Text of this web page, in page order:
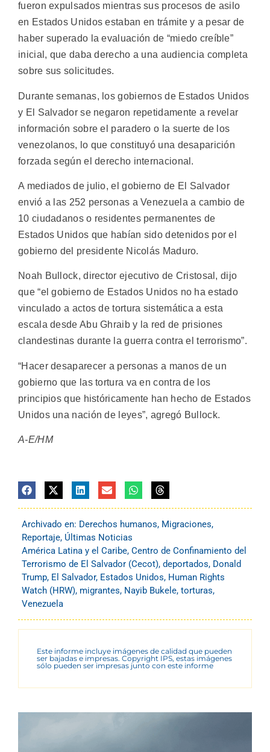
fueron expulsados mientras sus procesos de asilo
en Estados Unidos estaban en trámite y a pesar de
haber superado la evaluación de “miedo creíble”
inicial, que daba derecho a una audiencia completa
sobre sus solicitudes.
Durante semanas, los gobiernos de Estados Unidos
y El Salvador se negaron repetidamente a revelar
información sobre el paradero o la suerte de los
venezolanos, lo que constituyó una desaparición
forzada según el derecho internacional.
A mediados de julio, el gobierno de El Salvador
envió a las 252 personas a Venezuela a cambio de
10 ciudadanos o residentes permanentes de
Estados Unidos que habían sido detenidos por el
gobierno del presidente Nicolás Maduro.
Noah Bullock, director ejecutivo de Cristosal, dijo
que “el gobierno de Estados Unidos no ha estado
vinculado a actos de tortura sistemática a esta
escala desde Abu Ghraib y la red de prisiones
clandestinas durante la guerra contra el terrorismo”.
“Hacer desaparecer a personas a manos de un
gobierno que las tortura va en contra de los
principios que históricamente han hecho de Estados
Unidos una nación de leyes”, agregó Bullock.
A-E/HM
Archivado en: Derechos humanos, Migraciones,
Reportaje, Últimas Noticias
América Latina y el Caribe, Centro de Confinamiento del
Terrorismo de El Salvador (Cecot), deportados, Donald
Trump, El Salvador, Estados Unidos, Human Rights
Watch (HRW), migrantes, Nayib Bukele, torturas,
Venezuela
Este informe incluye imágenes de calidad que pueden
ser bajadas e impresas. Copyright IPS, estas imágenes
sólo pueden ser impresas junto con este informe